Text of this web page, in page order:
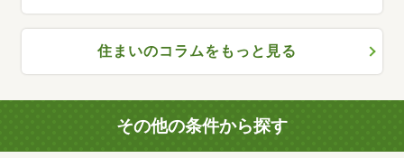
住まいのコラムをもっと見る
その他の条件から探す